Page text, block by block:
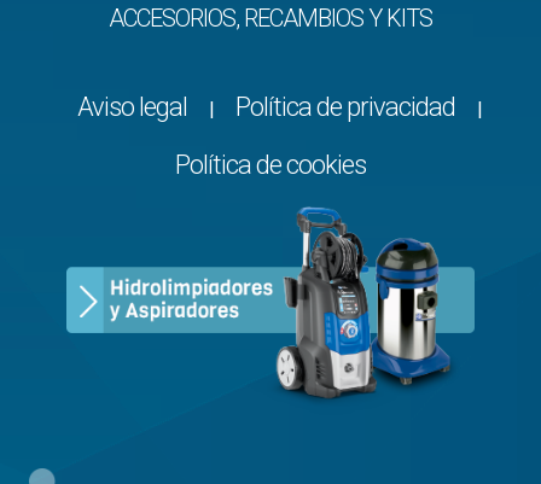
ACCESORIOS, RECAMBIOS Y KITS
Aviso legal Política de privacidad
Política de cookies